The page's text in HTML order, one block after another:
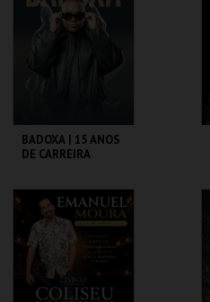
MAIS INFO
BADOXA | 15 ANOS
DE CARREIRA
COLISEU DE LISBOA
COMPRAR